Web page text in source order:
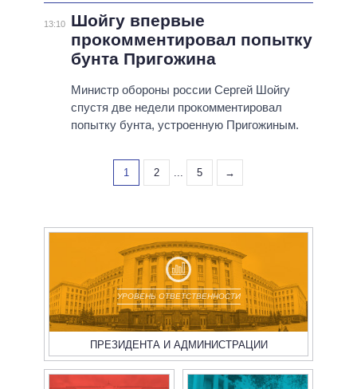
13:10
Шойгу впервые
прокомментировал попытку
бунта Пригожина
Министр обороны россии Сергей Шойгу
спустя две недели прокомментировал
попытку бунта, устроенную Пригожиным.
1 2 ... 5 →
УРОВЕНЬ ОТВЕТСТВЕННОСТИ
ПРЕЗИДЕНТА И АДМИНИСТРАЦИИ